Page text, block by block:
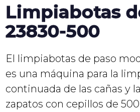
Limpiabotas
23830-500
El limpiabotas de paso
es una máquina para la
continuada de las cañas y
zapatos con cepillos de